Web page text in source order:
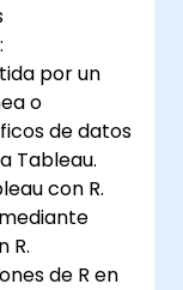
por un
o
de datos
Tableau.
con R.
R.
de R en